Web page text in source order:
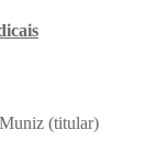
(titular)